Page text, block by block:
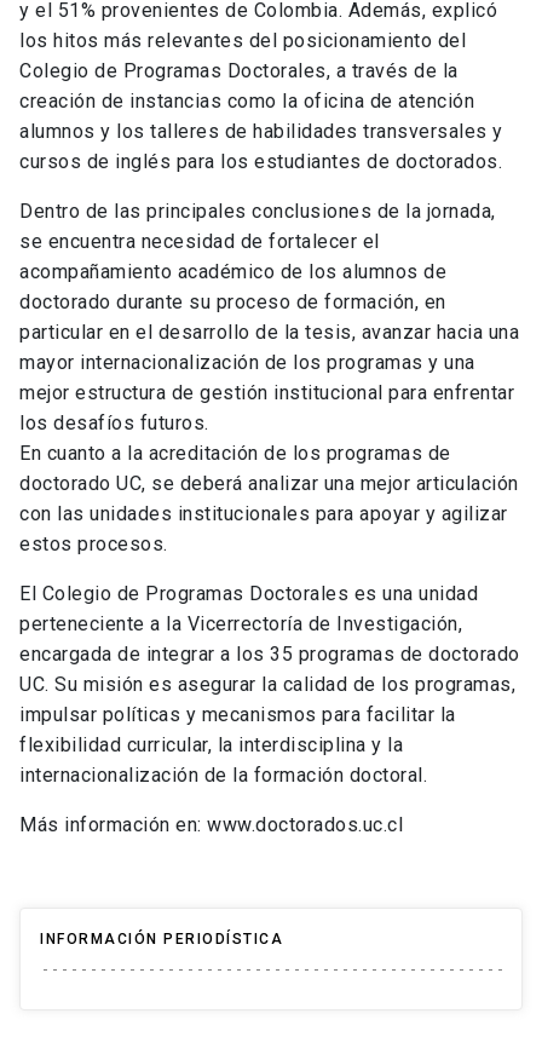
y el 51% provenientes de Colombia. Además, explicó
los hitos más relevantes del posicionamiento del
Colegio de Programas Doctorales, a través de la
creación de instancias como la oficina de atención
alumnos y los talleres de habilidades transversales y
cursos de inglés para los estudiantes de doctorados.
Dentro de las principales conclusiones de la jornada,
se encuentra necesidad de fortalecer el
acompañamiento académico de los alumnos de
doctorado durante su proceso de formación, en
particular en el desarrollo de la tesis, avanzar hacia una
mayor internacionalización de los programas y una
mejor estructura de gestión institucional para enfrentar
los desafíos futuros.
En cuanto a la acreditación de los programas de
doctorado UC, se deberá analizar una mejor articulación
con las unidades institucionales para apoyar y agilizar
estos procesos.
El Colegio de Programas Doctorales es una unidad
perteneciente a la Vicerrectoría de Investigación,
encargada de integrar a los 35 programas de doctorado
UC. Su misión es asegurar la calidad de los programas,
impulsar políticas y mecanismos para facilitar la
flexibilidad curricular, la interdisciplina y la
internacionalización de la formación doctoral.
Más información en: www.doctorados.uc.cl
INFORMACIÓN PERIODÍSTICA